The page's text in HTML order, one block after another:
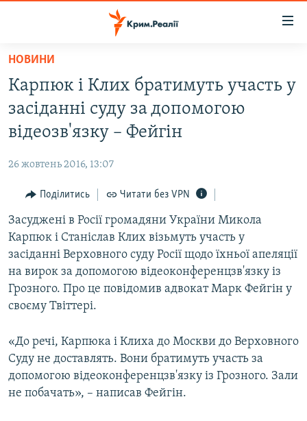
Перейти
основного
матеріалу
Перейти
до
основної
Перейти
пошуку
ВОДА.КРИМ
ВІДЕО ТА ФОТО
БЛОГИ
ПОГЛЯД
ІНТЕРВ'Ю
ВСЕ ЗА ДЕНЬ
СПЕЦПРОЕКТИ
ДЕПОРТАЦІЯ
СВІДЧЕННЯ ОКУПАЦІЇ
УКРАЇНСЬКА ПРОБЛЕМА КРИМУ
ІНФОГРАФІКА
ЯК ОБІЙТИ БЛОКУВАННЯ
Qırımtatar
ДОЛУЧАЙСЯ!
НОВИНИ
Карпюк і Клих братимуть участь у
засіданні суду за допомогою
відеозв'язку – Фейгін
26 жовтень 2016, 13:07
Поділитись Читати без VPN
Засуджені в Росії громадяни України Микола
Карпюк і Станіслав Клих візьмуть участь у
засіданні Верховного суду Росії щодо їхньої апеляції
на вирок за допомогою відеоконференцзв'язку із
Грозного. Про це повідомив адвокат Марк Фейгін у
своєму Твіттері.
«До речі, Карпюка і Клиха до Москви до Верховного
Суду не доставлять. Вони братимуть участь за
допомогою відеоконференцзв'язку із Грозного. Зали
не побачать», – написав Фейгін.